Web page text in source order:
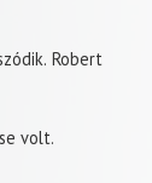
Robert
volt.